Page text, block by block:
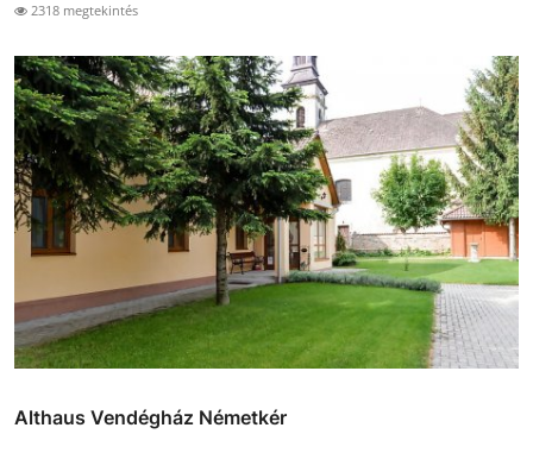
2318 megtekintés
Althaus Vendégház Németkér